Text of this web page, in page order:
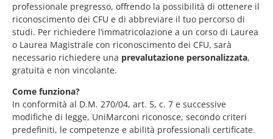
professionale pregresso, offrendo la possibilità di ottenere il
riconoscimento dei CFU e di abbreviare il tuo percorso di
studi. Per richiedere l’immatricolazione a un corso di Laurea
o Laurea Magistrale con riconoscimento dei CFU, sarà
necessario richiedere una prevalutazione personalizzata,
gratuita e non vincolante.
Come funziona?
In conformità al D.M. 270/04, art. 5, c. 7 e successive
modifiche di legge, UniMarconi riconosce, secondo criteri
predefiniti, le competenze e abilità professionali certificate.